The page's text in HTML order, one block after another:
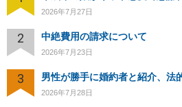
2026年7月27日
2 中絶費用の請求について
2026年7月23日
3 男性が勝手に婚約者と紹介、法
2026年7月28日